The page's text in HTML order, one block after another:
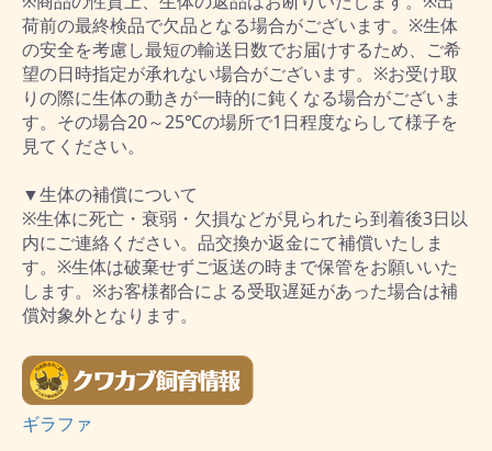
荷前の最終検品で欠品となる場合がございます。※生体
の安全を考慮し最短の輸送日数でお届けするため、ご希
望の日時指定が承れない場合がございます。※お受け取
りの際に生体の動きが一時的に鈍くなる場合がございま
す。その場合20～25℃の場所で1日程度ならして様子を
見てください。
▼生体の補償について
※生体に死亡・衰弱・欠損などが見られたら到着後3日以
内にご連絡ください。品交換か返金にて補償いたしま
す。※生体は破棄せずご返送の時まで保管をお願いいた
します。※お客様都合による受取遅延があった場合は補
償対象外となります。
ギラファ